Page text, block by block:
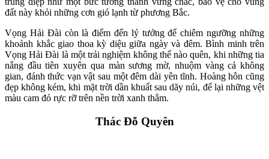
đất này khỏi những cơn gió lạnh từ phương Bắc.
Vọng Hải Đài còn là điểm đến lý tưởng để chiêm ngưỡng những
khoảnh khắc giao thoa kỳ diệu giữa ngày và đêm. Bình minh trên
Vọng Hải Đài là một trải nghiệm không thể nào quên, khi những tia
nắng đầu tiên xuyên qua màn sương mờ, nhuộm vàng cả không
gian, đánh thức vạn vật sau một đêm dài yên tĩnh. Hoàng hôn cũng
đẹp không kém, khi mặt trời dần khuất sau dãy núi, để lại những vệt
màu cam đỏ rực rỡ trên nền trời xanh thẳm.
Thác Đỗ Quyên